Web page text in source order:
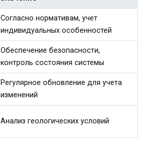
Согласно нормативам, учет
индивидуальных особенностей
Обеспечение безопасности,
контроль состояния системы
Регулярное обновление для учета
изменений
Анализ геологических условий